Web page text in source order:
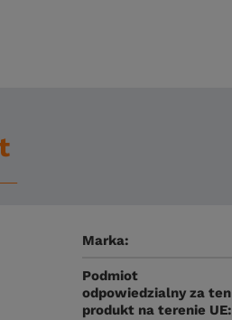
Marka
Podmiot
odpowiedzialny za ten
produkt na terenie UE